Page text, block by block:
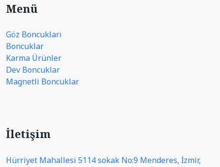
Menü
Göz Boncukları
Boncuklar
Karma Ürünler
Dev Boncuklar
Magnetli Boncuklar
İletişim
Hürriyet Mahallesi 5114 sokak No:9 Menderes, İzmir,